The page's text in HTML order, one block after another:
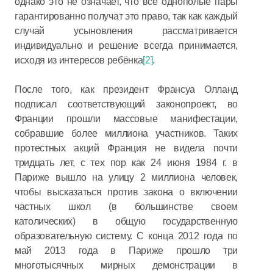
гарантированно получат это право, так как каждый
случай усыновления рассматривается
индивидуально и решение всегда принимается,
исходя из интересов ребёнка[2].
После того, как президент Франсуа Олланд
подписал соответствующий законопроект, во
Франции прошли массовые манифестации,
собравшие более миллиона участников. Таких
протестных акций Франция не видела почти
тридцать лет, с тех пор как 24 июня 1984 г. в
Париже вышло на улицу 2 миллиона человек,
чтобы высказаться против закона о включении
частных школ (в большинстве своем
католических) в общую государственную
образовательную систему. С конца 2012 года по
май 2013 года в Париже прошло три
многотысячных мирных демонстрации в